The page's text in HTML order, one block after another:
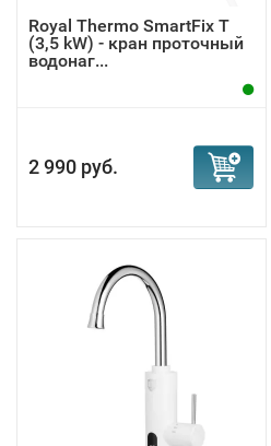
Royal Thermo SmartFix T
(3,5 kW) - кран проточный
водонаг...
2 990 руб.